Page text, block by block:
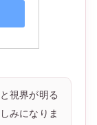
視界が明る
みになりま